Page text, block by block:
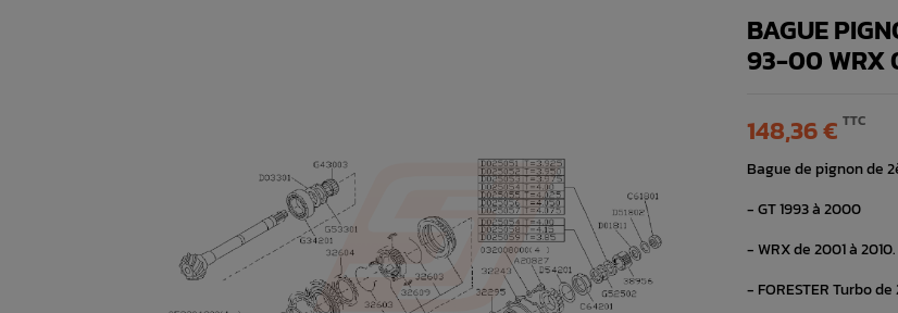
BAGUE
93-00 WRX
148,36 € TTC
Bague de pignon de
- GT 1993 à 2000
- WRX de 2001 à 2010.
- FORESTER Turbo